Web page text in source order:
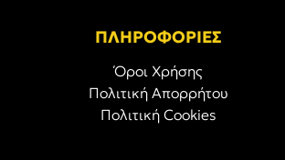
ΠΛΗΡΟΦΟΡΙΕΣ
Όροι Χρήσης
Πολιτική Απορρήτου
Πολιτική Cookies